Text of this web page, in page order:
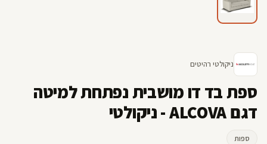
ניקולטי רהיטים
ספת בד דו מושבית נפתחת למיטה
דגם ALCOVA - ניקולטי
ספות